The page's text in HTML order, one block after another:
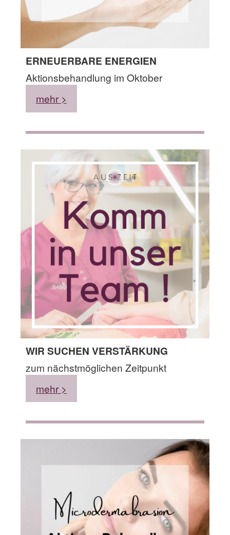
ERNEUERBARE ENERGIEN
Aktionsbehandlung im Oktober
mehr >
WIR SUCHEN VERSTÄRKUNG
zum nächstmöglichen Zeitpunkt
mehr >